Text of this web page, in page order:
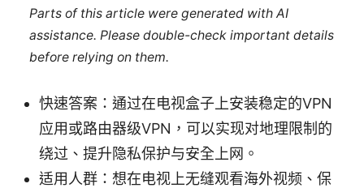
Parts of this article were generated with AI
assistance. Please double-check important details
before relying on them.
快速答案：通过在电视盒子上安装稳定的VPN
应用或路由器级VPN，可以实现对地理限制的
绕过、提升隐私保护与安全上网。
适用人群：想在电视上无缝观看海外视频、保